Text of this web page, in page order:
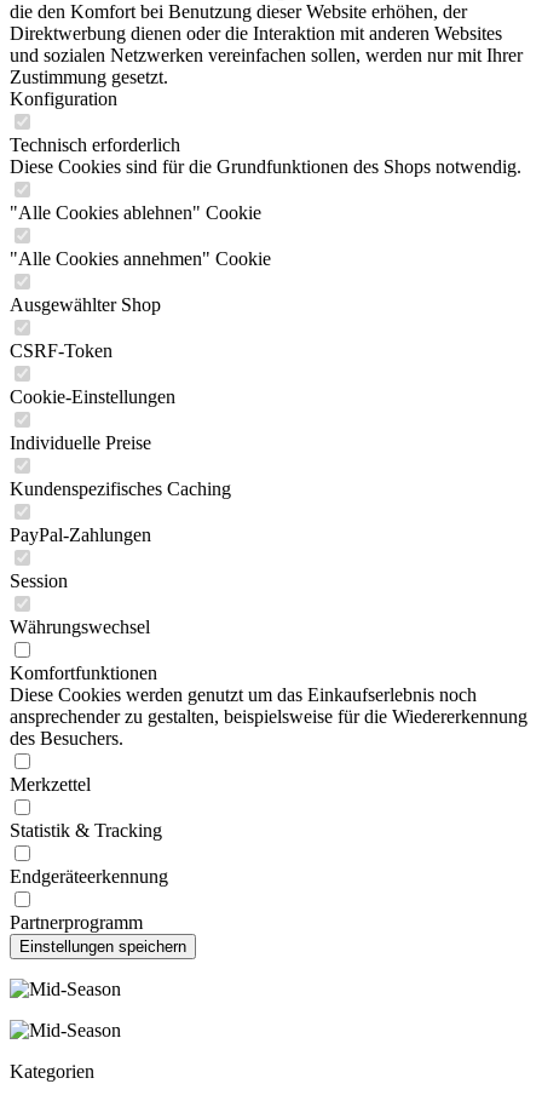
die den Komfort bei Benutzung dieser Website erhöhen, der
Direktwerbung dienen oder die Interaktion mit anderen Websites
und sozialen Netzwerken vereinfachen sollen, werden nur mit Ihrer
Zustimmung gesetzt.
Konfiguration
Technisch erforderlich
Diese Cookies sind für die Grundfunktionen des Shops notwendig.
"Alle Cookies ablehnen" Cookie
"Alle Cookies annehmen" Cookie
Ausgewählter Shop
CSRF-Token
Cookie-Einstellungen
Individuelle Preise
Kundenspezifisches Caching
PayPal-Zahlungen
Session
Währungswechsel
Komfortfunktionen
Diese Cookies werden genutzt um das Einkaufserlebnis noch
ansprechender zu gestalten, beispielsweise für die Wiedererkennung
des Besuchers.
Merkzettel
Statistik & Tracking
Endgeräteerkennung
Partnerprogramm
Kategorien